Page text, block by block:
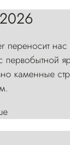
переносит
каменные